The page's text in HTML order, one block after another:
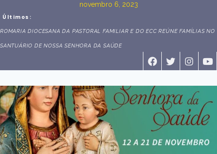
novembro 6, 2023
Últimos:
ROMARIA DIOCESANA DA PASTORAL FAMILIAR E DO ECC REÚNE FAMÍLIAS NO
SANTUÁRIO DE NOSSA SENHORA DA SAÚDE